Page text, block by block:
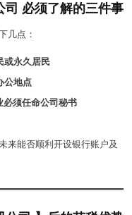
司 必须了解的三件事
几点：
或永久居民
公地点
须任命公司秘书
来能否顺利开设银行账户及